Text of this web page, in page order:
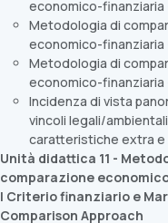
economico-finanziaria
Metodologia di
economico-finanziaria
Metodologia di
economico-finanziaria
Incidenza di vista
vincoli legali/
caratteristiche extra e
Unità didattica 11 -
comparazione
| Criterio finanziario e
Comparison Approach